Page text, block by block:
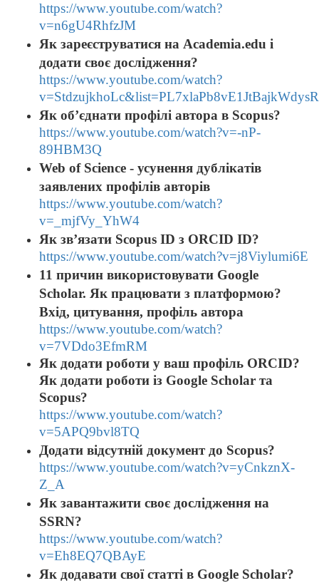
https://www.youtube.com/watch?
v=n6gU4RhfzJM
Як зареєструватися на Academia.edu і
додати своє дослідження?
https://www.youtube.com/watch?
Як об’єднати профілі автора в Scopus?
https://www.youtube.com/watch?v=-nP-
89HBM3Q
Web of Science - усунення дублікатів
заявлених профілів авторів
https://www.youtube.com/watch?
v=_mjfVy_YhW4
Як зв’язати Scopus ID з ORCID ID?
https://www.youtube.com/watch?v=j8Viylumi6E
11 причин використовувати Google
Scholar. Як працювати з платформою?
Вхід, цитування, профіль автора
https://www.youtube.com/watch?
v=7VDdo3EfmRM
Як додати роботи у ваш профіль ORCID?
Як додати роботи із Google Scholar та
Scopus?
https://www.youtube.com/watch?
v=5APQ9bvl8TQ
Додати відсутній документ до Scopus?
https://www.youtube.com/watch?v=yCnkznX-
Z_A
Як завантажити своє дослідження на
SSRN?
https://www.youtube.com/watch?
v=Eh8EQ7QBAyE
Як додавати свої статті в Google Scholar?